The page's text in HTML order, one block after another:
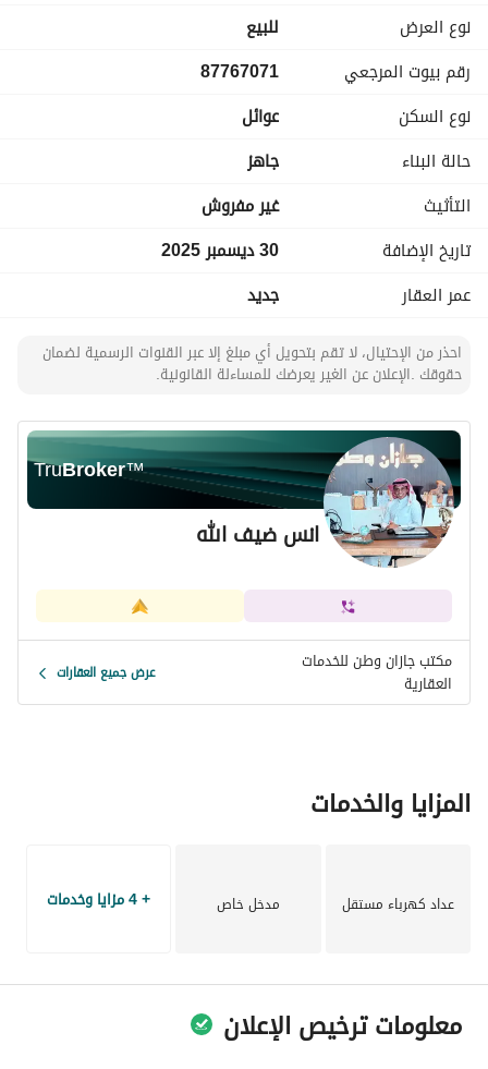
الملحق
غرفه + دورة مياه + سطح
للتواصل والاستفسار واتس اب
نوع العرض
للبيع
رقم بيوت المرجعي
87767071
نوع السكن
عوائل
حالة البناء
جاهز
التأثيث
غير مفروش
تاريخ الإضافة
30 ديسمبر 2025
عمر العقار
جديد
احذر من الإحتيال، لا تقم بتحويل أي مبلغ إلا عبر القنوات الرسمية لضمان
حقوقك .الإعلان عن الغير يعرضك للمساءلة القانونية.
TruBroker™
انس ضيف الله
مكتب جازان وطن للخدمات
العقارية عرض جميع العقارات
المزايا والخدمات
عداد كهرباء مستقل مدخل خاص + 4 مزايا وخدمات
معلومات ترخيص الإعلان